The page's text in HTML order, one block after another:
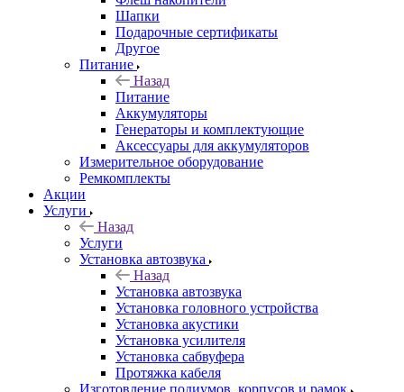
Шапки
Подарочные сертификаты
Другое
Питание
Назад
Питание
Аккумуляторы
Генераторы и комплектующие
Аксессуары для аккумуляторов
Измерительное оборудование
Ремкомплекты
Акции
Услуги
Назад
Услуги
Установка автозвука
Назад
Установка автозвука
Установка головного устройства
Установка акустики
Установка усилителя
Установка сабвуфера
Протяжка кабеля
Изготовление подиумов, корпусов и рамок